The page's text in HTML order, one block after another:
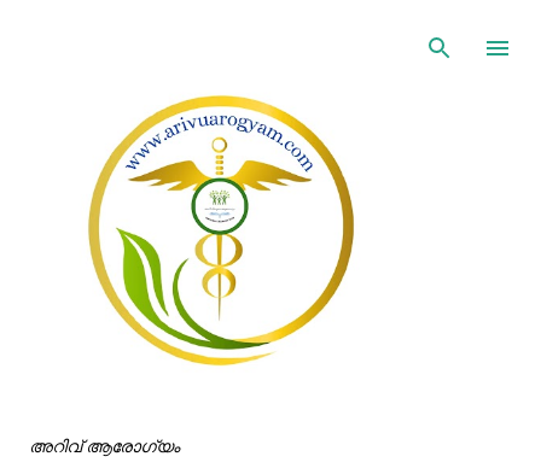
അറിവ് ആരോഗ്യം